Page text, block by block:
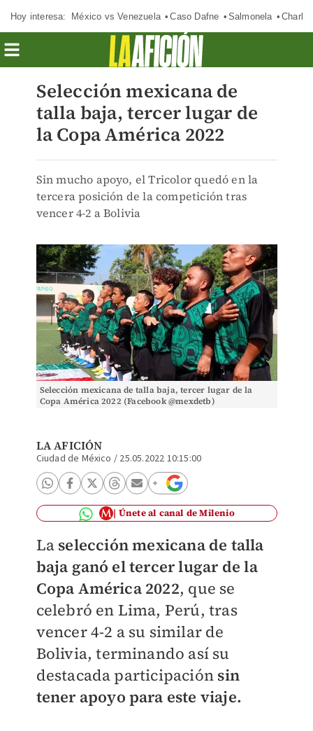
Hoy interesa: México vs Venezuela Caso Dafne Salmonela
Selección mexicana de
talla baja, tercer lugar de
la Copa América 2022
Sin mucho apoyo, el Tricolor quedó en la
tercera posición de la competición tras
vencer 4-2 a Bolivia
Selección mexicana de talla baja, tercer lugar de la
Copa América 2022 (Facebook @mexdetb)
LA AFICIÓN
Ciudad de México / 25.05.2022 10:15:00
Únete al canal de Milenio
La selección mexicana de talla
baja ganó el tercer lugar de la
Copa América 2022, que se
celebró en Lima, Perú, tras
vencer 4-2 a su similar de
Bolivia, terminando así su
destacada participación sin
tener apoyo para este viaje.